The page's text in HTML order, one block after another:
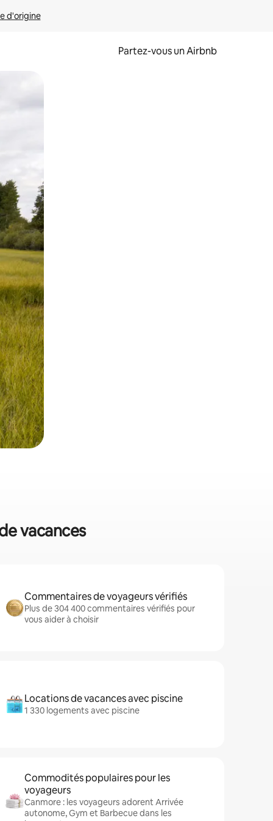
d'origine
Partez-vous un Airbnb
en les faisant glisser.
vacances
Commentaires de voyageurs vérifiés
Plus de 304 400 commentaires vérifiés pour
vous aider à choisir
Locations de vacances avec piscine
1 330 logements avec piscine
Commodités populaires pour les
voyageurs
Canmore : les voyageurs adorent Arrivée
autonome, Gym et Barbecue dans les